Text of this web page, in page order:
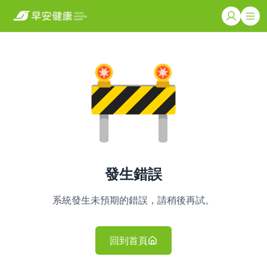
發生錯誤
系統發生未預期的錯誤，請稍後再試。
回到首頁